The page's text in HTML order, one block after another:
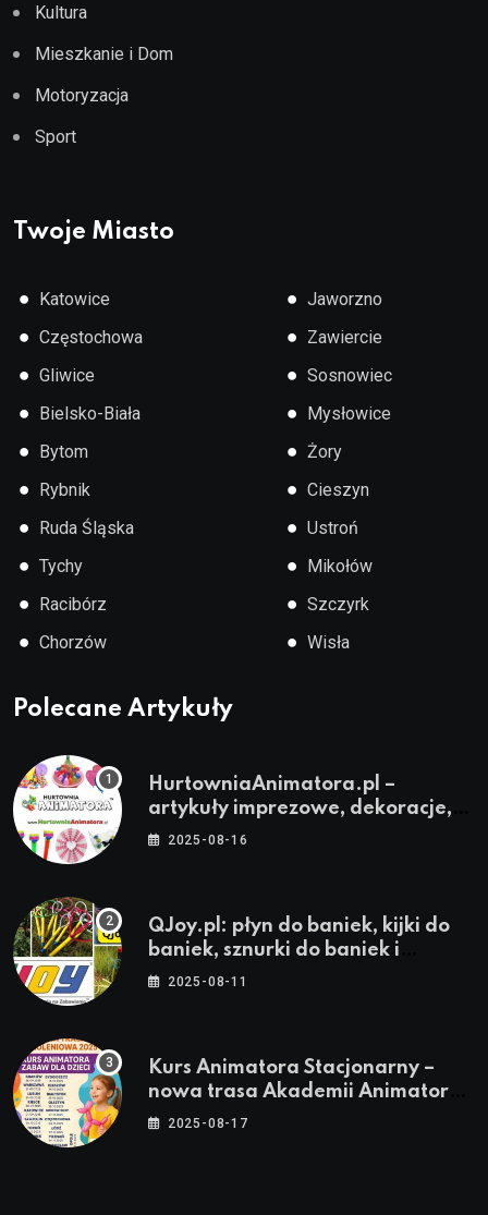
Kultura
Mieszkanie i Dom
Motoryzacja
Sport
Twoje Miasto
● Katowice
● Częstochowa
● Gliwice
● Bielsko-Biała
● Bytom
● Rybnik
● Ruda Śląska
● Tychy
● Racibórz
● Chorzów
● Jaworzno
● Zawiercie
● Sosnowiec
● Mysłowice
● Żory
● Cieszyn
● Ustroń
● Mikołów
● Szczyrk
● Wisła
Polecane Artykuły
HurtowniaAnimatora.pl –
artykuły imprezowe, dekoracje,
stroje i akcesoria dla animatorów
2025-08-16
QJoy.pl: płyn do baniek, kijki do
baniek, sznurki do baniek i
zestawy do baniek
2025-08-11
Kurs Animatora Stacjonarny –
nowa trasa Akademii Animatora
– jesień 2025
2025-08-17